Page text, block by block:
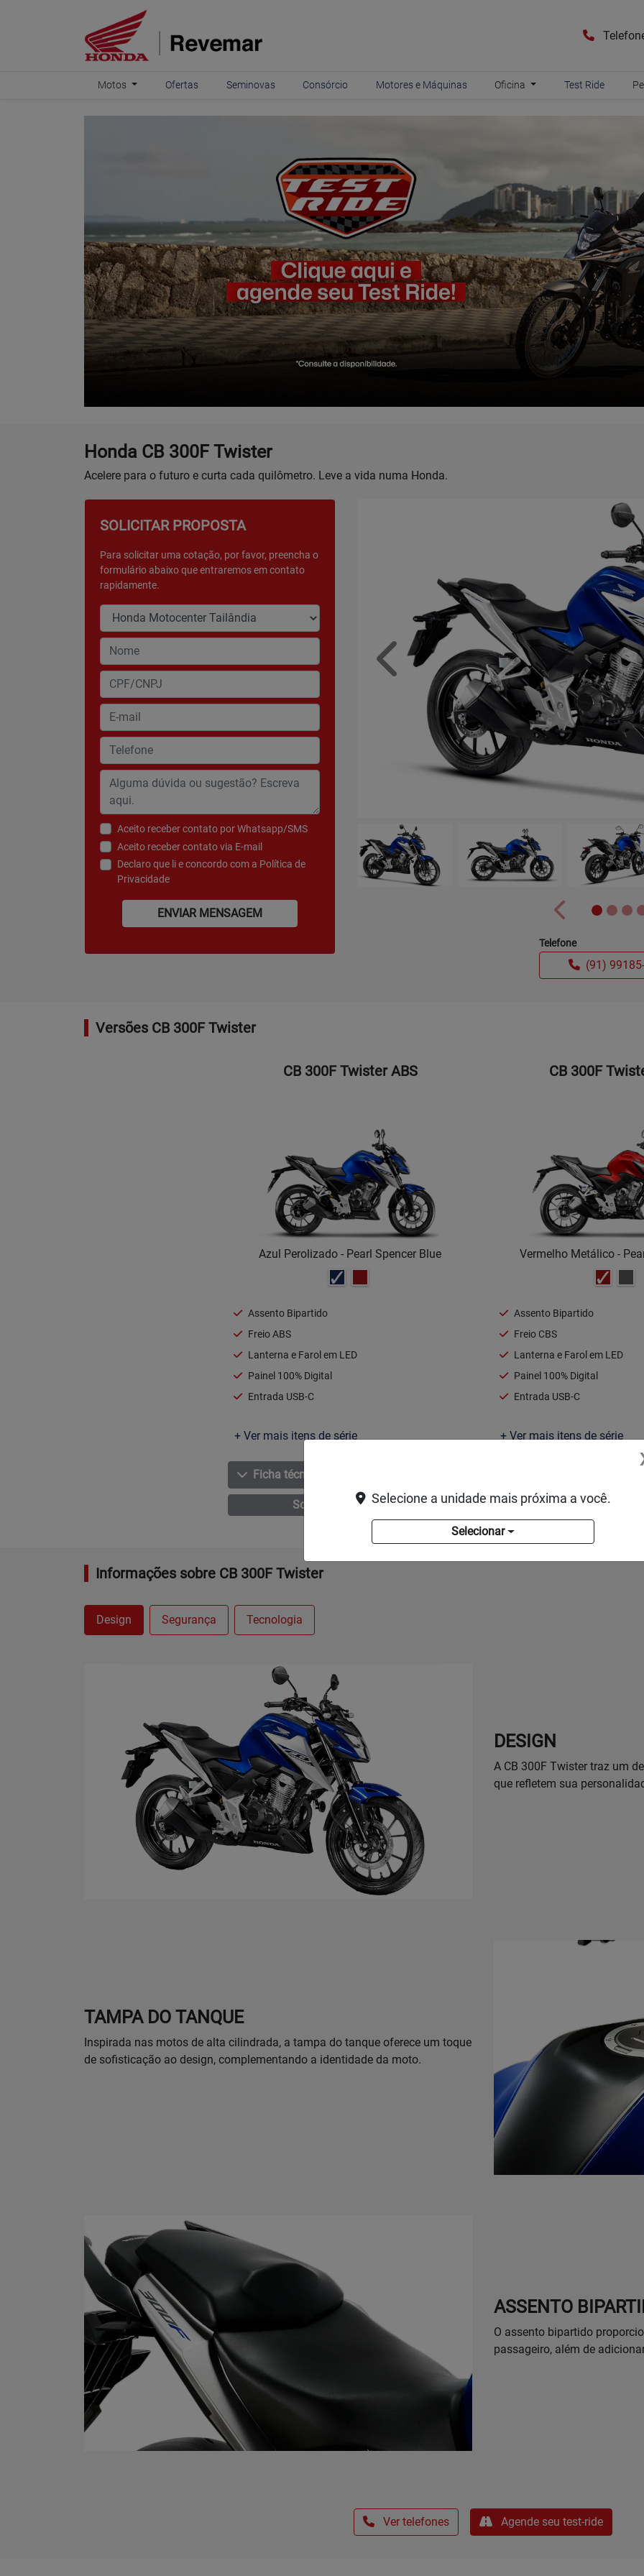
Motos Ofertas Seminovas Consórcio Motores e Máquinas Oficina Test Ride
Honda CB 300F Twister
Acelere para o futuro e curta cada quilômetro. Leve a vida numa Honda.
SOLICITAR PROPOSTA
Para solicitar uma cotação, por favor, preencha o
formulário abaixo que entraremos em contato
rapidamente.
Aceito receber contato por Whatsapp/SMS
Aceito receber contato via E-mail
Declaro que li e concordo com a Política de
Privacidade
ENVIAR MENSAGEM
Anterior
Anterior
Telefone
(91)
Versões CB 300F Twister
CB 300F Twister ABS
Azul Perolizado - Pearl Spencer Blue
Assento Bipartido
Freio ABS
Lanterna e Farol em LED
Painel 100% Digital
Entrada USB-C
+ Ver mais itens de série
Ficha técnica
Solicitar uma proposta
CB 300F
Vermelho Metálico -
Assento Bipartido
Freio CBS
Lanterna e Farol em LED
Painel 100% Digital
Entrada USB-C
+ Ver mais itens de série
Solicitar uma
Informações sobre CB 300F Twister
Design Segurança Tecnologia
DESIGN
A CB 300F Twister traz um
que refletem sua
TAMPA DO TANQUE
Inspirada nas motos de alta cilindrada, a tampa do tanque oferece um toque
de sofisticação ao design, complementando a identidade da moto.
ASSENTO
O assento bipartido
passageiro, além de
Ver telefones Agende seu test-ride
Selecione a unidade mais próxima a você.
Selecionar